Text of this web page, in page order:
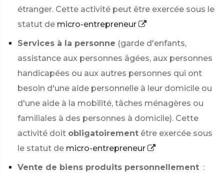
étranger. Cette activité peut être exercée sous le
statut de micro-entrepreneur
Services à la personne (garde d'enfants,
assistance aux personnes âgées, aux personnes
handicapées ou aux autres personnes qui ont
besoin d'une aide personnelle à leur domicile ou
d'une aide à la mobilité, tâches ménagères ou
familiales à des personnes à domicile). Cette
activité doit obligatoirement être exercée sous
le statut de micro-entrepreneur
Vente de biens produits personnellement :